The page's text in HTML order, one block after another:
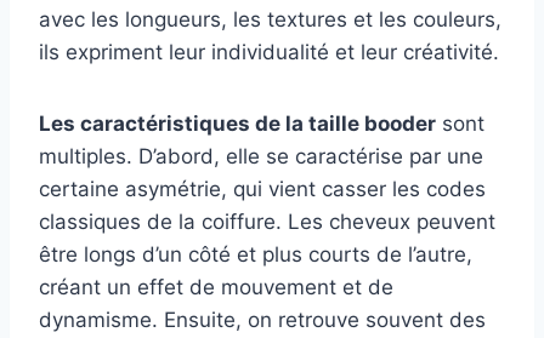
avec les longueurs, les textures et les couleurs,
ils expriment leur individualité et leur créativité.
Les caractéristiques de la taille booder sont
multiples. D’abord, elle se caractérise par une
certaine asymétrie, qui vient casser les codes
classiques de la coiffure. Les cheveux peuvent
être longs d’un côté et plus courts de l’autre,
créant un effet de mouvement et de
dynamisme. Ensuite, on retrouve souvent des